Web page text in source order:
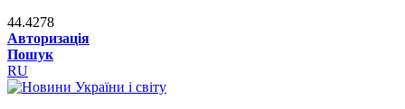
44.4278
Авторизація
Пошук
RU